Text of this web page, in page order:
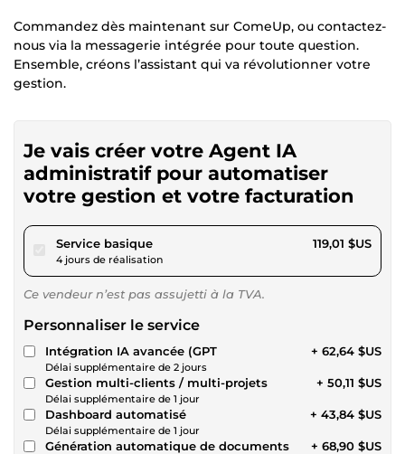
Commandez dès maintenant sur ComeUp, ou contactez-
nous via la messagerie intégrée pour toute question.
Ensemble, créons l’assistant qui va révolutionner votre
gestion.
Je vais créer votre Agent IA
administratif pour automatiser
votre gestion et votre facturation
Service basiquepour 109,68 $US
4 jours de réalisation
119,01 $US
Ce vendeur n’est pas assujetti à la TVA.
Personnaliser le service
Intégration IA avancée (GPT
Délai supplémentaire de 2 jours
+ 62,64 $US
Gestion multi-clients / multi-projets
Délai supplémentaire de 1 jour
+ 50,11 $US
Dashboard automatisé
Délai supplémentaire de 1 jour
+ 43,84 $US
Génération automatique de documents + 68,90 $US